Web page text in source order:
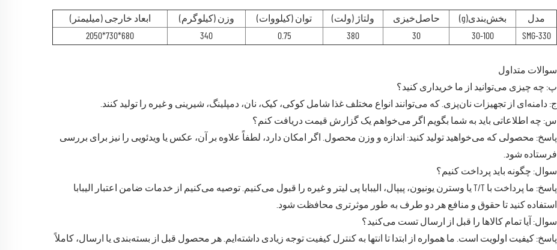
مدل بخش‌بندی(g) حاصل‌خیزی ولتاژ (ولت) توان (کیلووات) وزن (کیلوگرم)
ابعاد خارجی (میلیمتر)
SMG-330
30-100
30
380
0.75
340
680*730*2050
سوالات متداول
پ: چه چیزی می‌توانید از ما خریداری کنید؟
ج: دامنه‌ای از تجهیزات نان‌پزی. که می‌توانند انواع مختلف غذا شامل کوکی، کیک، نان، دمپلینگ، شیرینی و غیره را تولید کنند.
س: چه اطلاعاتی باید به شما بگویم اگر می‌خواهم یک گزارش قیمت دریافت کنم؟
پاسخ: محصولی که می‌خواهید تولید کنید: اندازه و وزن محصول. اگر امکان دارد، لطفاً علاوه بر آن، عکس یا ویدئویی را نیز برای بررسی
فرستاده شود.
سوال: چگونه باید پرداخت کنیم؟
پاسخ: ما پرداخت با T/T یا وسترن یونیون، پیپال، الیبابا پی لیتر و غیره را قبول می‌کنیم. توصیه می‌کنیم از خدمات ضامن اعتبار الیبابا
استفاده کنید تا حقوق و منافع هر دو طرف به طور موثرتری محافظت شود.
سوال: آیا تمام کالاها را قبل از ارسال تست می‌کنید؟
پاسخ: کیفیت اولویت است. ما همواره از ابتدا تا انتها به کنترل کیفیت توجه زیادی داشته‌ایم. هر محصول قبل از بسته‌بندی یا ارسال، کاملاً